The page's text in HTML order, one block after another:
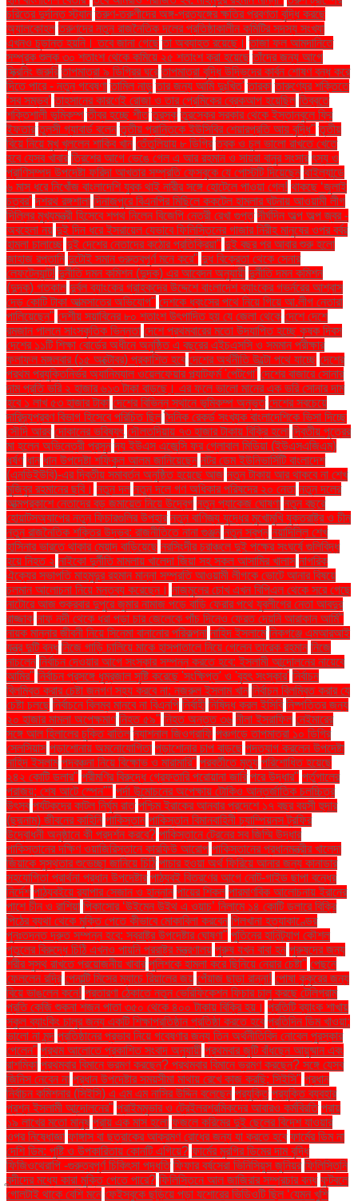
চরিত্রে দুর্দান্ত স্ট্যান তরুণ-তরুণীদের অঙ্গ-প্রত্যঙ্গের ক্ষতির প্রবণতা বৃদ্ধি করছে
অ্যালকোহল তরুণদের নতুন রাজনৈতিক দলের প্রতিষ্ঠাকালীন কমিটির সদস্য সংখ্যা
এখনও চূড়ান্ত হয়নি। তবে জানা গেছে তা অব্যাহত রয়েছে। তাজা ফল আমদানিতে
সম্পূরক শুল্ক ৩০ শতাংশ থেকে কমিয়ে ২৫ শতাংশ করা হয়েছে তাঁদের জন্য আগে
স্ক্রিনিং জরুরি তাপমাত্রা ৯ ডিগ্রির ঘরে তাপমাত্রা বৃদ্ধি উদ্ভিদের কার্বন শোষণ বন্ধ করে
দিতে পারে - নতুন গবেষণা তামিল নাড়ু তার জন্য আমি দুঃখিত' তারকা তারুণ্যের শক্তিতে
‘সব সম্ভব’ তাহসানের কারণেই রোজা ও তার প্রেমিকের ব্রেকআপ হয়েছিল তিব্বতে
শক্তিশালী ভূমিকম্প তীব্র হচ্ছে শীত তুরস্ক তুরস্কের সরকার থেকে ইস্তানবুলে ফ্রি
ইফতার তুলসী গ্যাবার্ড বলেন তৃতীয় প্রান্তিকে ইউসিবির শেয়ারপ্রতি আয় বৃদ্ধি" তৃতীয়
বিয়ে নিয়ে মুখ খুললেন শাকিব খান তেঁতুলিয়ায় ৮ ডিগ্রি ত্বক ও চুল ভালো রাখতে খেতে
হবে যেসব খাবার ত্রিশের আগে ভেঙে গেল এ আর রহমান ও সায়রা বানুর সংসার ৎস্য ও
প্রাণিসম্পদ উপদেষ্টা ফরিদা আখতার সম্প্রতি ফেসবুকে যে পোস্টটি দিয়েছেন থাইল্যান্ডে
৬ মাস ধরে নিখোঁজ বাংলাদেশি যুবক থাই নারীর সঙ্গে হোটেলে পাওয়া গেল! থাকছে ‘জুলাই
চত্বর’ দশরথ রঙ্গশালা দিনাজপুরে বিএনপির মিছিলে ককটেল হামলার ঘটনায় আওয়ামী লীগ
দিল্লির মুখ্যমন্ত্রী হিসেবে শপথ নিলেন বিজেপি নেত্রী রেখা গুপ্ত দীর্ঘদিন অল্প অল্প জ্বর -
অবহেলা নয় দুই দিন ধরে ইসরায়েল যেভাবে ফিলিস্তিনের গাজার নিরীহ মানুষের ওপর বর্বর
হামলা চালাচ্ছে দুই দেশের নেতাদের কঠোর প্রতিক্রিয়া" দুই বছর পর আবার শুরু হলো
জাহাজ রপ্তানি দুটোই সমান গুরুত্বপূর্ণ মনে করে" দুধ বিক্রেতা থেকে সেনার
লেফটেন্যান্ট! দুর্নীতি দমন কমিশন (দুদক) এর আবেদন অনুযায়ী দুর্নীতি দমন কমিশন
(দুদক) গতকাল দুর্বল ব্যাংকের গ্রাহকদের উদ্দেশে বাংলাদেশ ব্যাংকের গভর্নরের আশ্বাস
দেড় কোটি টাকা আত্মসাতের অভিযোগ" দেশকে ধ্বংসের পথে নিয়ে গিয়ে আ.লীগ নেতারা
পালিয়েছেন" দেশীয় সয়াবিনের ৮০ শতাংশ উৎপাদিত হয় যে জেলা থেকে দেশে দেশে
রমজান পালনে সাংস্কৃতিক ভিন্নতা দেশে প্রথমবারের মতো উদযাপিত হচ্ছে কৃষক দিবস
দেশের ১১টি শিক্ষা বোর্ডের অধীনে অনুষ্ঠিত এ বছরের এইচএসসি ও সমমান পরীক্ষার
ফলাফল মঙ্গলবার (১৫ অক্টোবর) প্রকাশিত হবে দেশের অর্থনীতি উল্টো পথে যাচ্ছে দেশের
প্রথম প্রযুক্তিনির্ভর অ্যানিম্যাল ওয়েলফেয়ার প্ল্যাটফর্ম 'পেটগো' দেশের বাজারে সোনার
দাম প্রতি ভরি ২ হাজার ৬১৩ টাকা বাড়ছে। এর ফলে ভালো মানের এক ভরি সোনার দাম
হবে ১ লাখ ৫৩ হাজার টাকা দেশের বিভিন্ন স্থানে ভূমিকম্প অনুভূত দেশের সবচেয়ে
দারিদ্র্যপ্রবণ বিভাগ হিসেবে পরিচিত ছিল দৈনিক রেকর্ড সংখ্যক বাংলাদেশিকে ভিসা দিচ্ছে
সৌদি আরব দোকানের ভবিষ্যৎ দৌলতদিয়ায় ৭৩ হাজার টাকায় বিক্রি হলো দ্বিতীয় পুত্রের
মা হলেন অভিনেত্রী প্রসূন দ্য ইউএস এজেন্সি ফর গ্লোবাল মিডিয়া (ইউএসএজিএম)
ধর্ষণ ধান ধান উপদেষ্টা শফিকুল আলম জানিয়েছেন নটর ডেম ইউনিভার্সিটি বাংলাদেশ
(এনডিইউবি)-এর দ্বিতীয় সমাবর্তন অনুষ্ঠিত হয়েছে আজ নতুন টাকায় আর থাকবে না শেখ
মুজিবুর রহমানের ছবি। নতুন দল নতুন দলে গণ অধিকার পরিষদের ২০ নেতা নতুন দলের
আত্মপ্রকাশে নেতাদের বড় জমায়েত নিয়ে উদ্বেগ নতুন প্যাকেজ ঘোষণা নতুন বছরে
হোয়াটসঅ্যাপের নতুন ফিচারগুলির উপহার নতুন বাণিজ্য যুদ্ধের মুখোমুখি যুক্তরাষ্ট্র ও চীন
নতুন রাজনৈতিক শক্তির উদ্ভব: রাজনীতিতে নানা গুঞ্জন নতুন স্বপ্ন নয়াদিল্লি শেখ
হাসিনার ভারতে থাকার মেয়াদ বাড়িয়েছে নরসিংদীর চরাঞ্চলে দুই পক্ষের সংঘর্ষে গুলিবিদ্ধ
হয়ে নিহত ২ নাইকো দুর্নীতি মামলায় খালেদা জিয়া সহ সকল আসামির খালাস নাগরিক
ঐক্যের সভাপতি মাহমুদুর রহমান মান্না সম্প্রতি আওয়ামী লীগকে ভোটে আনার বিষয়ে
চলমান আলোচনা নিয়ে মন্তব্য করেছেন। নাজমুলের চোখ এখন বিপিএল থেকে সরে গেছে
নাটোরে আজ শুক্রবার দুপুরে জুমার নামাজ পড়ে বাড়ি ফেরার পথে যুবলীগের নেতা আবদুর
রাজ্জাক নাফ নদী থেকে ধরা পড়া চার জেলেকে পাঁচ দিনেও ফেরত দেয়নি আরাকান আর্মি"
নায়ক মান্নার জীবনী নিয়ে সিনেমা বানানোর পরিকল্পনা নাহিদ ইসলামে নিকগঞ্জে এমআরআই
যন্ত্র দুটি বন্ধ নিজে গাড়ি চালিয়ে মাকে হাসপাতালে নিয়ে গেলেন তারেক রহমান নিজে
নাচলেন নির্বাচন দেওয়ার আগে সংস্কার সম্পন্ন করতে হবে: ইসলামী আন্দোলনের নায়েবে
আমির" নির্বাচন প্রসঙ্গে ধূম্রজাল সৃষ্টি করেছে 'সংক্ষিপ্ত' ও 'বৃহৎ সংস্কার' নির্বাচন
বিলম্বিত করার চেষ্টা জনগণ সহ্য করবে না: নজরুল ইসলাম খান নির্বাচন বিলম্বিত করার যে
চেষ্টা চলছে নির্বাচনে বিলম্ব মানবে না বিএনপি নির্বাহী নিষিদ্ধ করল ইসিবি নিষ্পত্তির জন্য
২০ হাজার মামলা অপেক্ষমাণ নিহত ৫৯" নিহত অন্তত ৩৬ নীলা ইসরাফিল নেইমারের
সঙ্গে আল হিলালের চুক্তি বাতিল ন্যাশনাল জিওগ্রাফি পঞ্চগড়ে তাপমাত্রা ১০ ডিগ্রি
সেলসিয়াস পড়াশোনায় অমনোযোগিতা পড়াশোনার চাপ বাড়ছে পদত্যাগ করলেন উপদেষ্টা
নাহিদ ইসলাম পদবঞ্চনা নিয়ে বিক্ষোভ ও মারামারি" পরবর্তীতে মৃত্যু পরিশোধিত হয়েছে
২৪২ কোটি ডলার" পরীমণির বিরুদ্ধে গ্রেফতারি পরোয়ানা জারি পরে উদ্ধার" পর্তুগালের
পরাজয়; শেষ আটে স্পেন"" পর্দা উন্মোচনের অপেক্ষায় টোকিও আন্তর্জাতিক চলচ্চিত্র
উৎসব পর্যটকদের কাটল নির্ঘুম রাত পশ্চিম ইরাকের আনবার প্রদেশে ১৭ বছর বয়সী হুদার
(ছদ্মনাম) জীবনের কাহিনি পাকিস্তান পাকিস্তান বিমানবাহিনী চ্যাম্পিয়নস ট্রফির
উদ্বোধনী অনুষ্ঠানে কী প্রদর্শন করবে? পাকিস্তানে ট্রেনের সব জিম্মি উদ্ধার
পাকিস্তানের দক্ষিণ ওয়াজিরিস্তানে কারফিউ আরোপ পাকিস্তানের প্রধানমন্ত্রীর খালেদা
জিয়াকে সুস্থতার শুভেচ্ছা জানিয়ে চিঠি পাচার হওয়া অর্থ ফিরিয়ে আনার জন্য কানাডার
সহযোগিতা প্রার্থনা প্রধান উপদেষ্টার পাঠ্যবই বিতরণের আগে নোট-গাইড ছাপা বন্ধের
নির্দেশ পাঠ্যবইয়ে র‍্যাপার সেজান ও হান্নান পায়ের শিকল পারমাণবিক আলোচনায় ইরানের
পাশে চীন ও রাশিয়া পিকাসোর ‘উইমেন উইথ এ ওয়াচ’ নিলামে ১৪ কোটি ডলারে বিক্রি
পিঠের ব্যথা থেকে মুক্তি পেতে কীভাবে মোকাবিলা করবেন পিলখানা হত্যাকাণ্ডের
পুনঃতদন্ত দ্রুত সম্পন্ন হবে: স্বরাষ্ট্র উপদেষ্টার ঘোষণা" পুতিনের হানিট্র্যাপ কৌশল
পুতুলের বিরুদ্ধে চিঠি এখনও পায়নি পররাষ্ট্র মন্ত্রণালয় পুরুষ যখন বাবা হন পুরুষদের জন্য
শরীর সুস্থ রাখতে প্রয়োজনীয় খাবার পুলিশকে হামলা করে ছিনিয়ে নেয়ার চেষ্টা" পেছনে
ফেললেন রদ্রি পেনাল্টি মিসের ম্যাচে রিয়ালের জয় পেঁয়াজ ছাড়া রান্না! পোষা কুকুরের জন্য
বিয়ে ভাঙলেন কনে! প্রতারণা ঠেকাতে নতুন ভেরিফিকেশন ফিচার চালু করছে টেলিগ্রাম
প্রতি কেজি শুকনা শজন পাতা ৩৫০ থেকে ৪০০ টাকায় বিক্রি হয়। প্রতিটি ব্যাংক শাখায়
স্কুল ব্যাংকিং চালুর জন্য একটি শিক্ষাপ্রতিষ্ঠান প্রতিষ্ঠা করতে হবে প্রতিদিন ডিম খাওয়া:
ভালো না মন্দ প্রতিষ্ঠানের প্রভাব নিয়ে গবেষণার জন্য তিন অর্থনীতিবিদ নোবেল পুরস্কার
পেলেন" প্রথম আলোতে প্রকাশিত সংবাদ অনুযায়ী প্রথমবার জুটি বাঁধছেন আয়ুষ্মান এবং
রাশমিকা প্রথমবার বিমানে ভ্রমণ করছেন? প্রথমবার বিমানে ভ্রমণ করছেন? সঙ্গে যেসব
জিনিস নেবেন না প্রধান উপদেষ্টার সময়সীমা মাথায় রেখে কাজ করছি: সিইসি" প্রধান
নির্বাচন কমিশনার (সিইসি) এ এম এম নাসির উদ্দিন বলেছেন প্রযুক্তি প্রযুক্তি ব্যবহার
প্রশ্ন ইসলামী আন্দোলনের" প্রাইমমুভার ও ট্রেইলরশ্রমিকদের আবারও কর্মবিরতি প্রায়
১৯ লাখের মতো মানুষ প্রায় এক মাস হলো ফজলে করিমের দুই ছেলের বিদেশ যাওয়ার
ওপর নিষেধাজ্ঞা ফাঙ্গাস বা ছত্রাকের আক্রমণ রোধের জন্য যা করতে হবে ফার্মের ডিম না
দেশি ডিম: পুষ্টি ও উপকারিতায় কোনটি এগিয়ে? ফার্মের মুরগির ডিমের দাম বৃদ্ধি
ফিজিওথেরাপি -গুরুত্বপূর্ণ চিকিৎসা পদ্ধতি ফিফার বর্ষসেরা ভিনিসিয়ুস জুনিয়র ফিলিস্তিনি
বন্দীদের মধ্যে কারা মুক্তি পেতে পারে? ফিলিস্তিনে আল জাজিরার সম্প্রচার বন্ধ ফুটবলে
গোলটাই থাকে বেশি মনে ফেইসবুকে ছড়িয়ে পড়া যশোরের ভিডিওটি ছিল ‘যেমন খুশি